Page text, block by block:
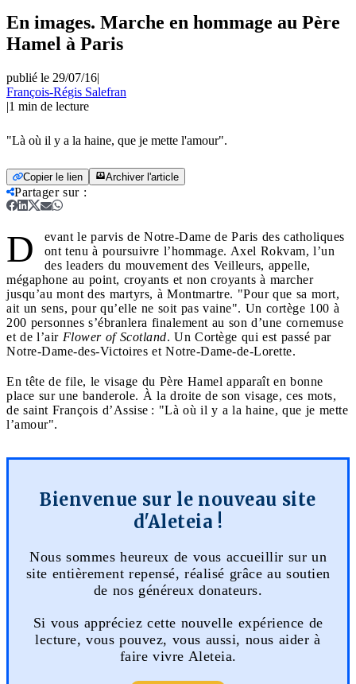
En images. Marche en hommage au Père
Hamel à Paris
publié le 29/07/16|
François-Régis Salefran
|1 min de lecture
"Là où il y a la haine, que je mette l'amour".
Copier le lien Archiver l'article
Partager sur:
D
evant le parvis de Notre-Dame de Paris des catholiques
ont tenu à poursuivre l’hommage. Axel Rokvam, l’un
des leaders du mouvement des Veilleurs, appelle,
mégaphone au point, croyants et non croyants à marcher
jusqu’au mont des martyrs, à Montmartre. "Pour que sa mort,
ait un sens, pour qu’elle ne soit pas vaine". Un cortège 100 à
200 personnes s’ébranlera finalement au son d’une cornemuse
et de l’air Flower of Scotland. Un Cortège qui est passé par
Notre-Dame-des-Victoires et Notre-Dame-de-Lorette.
En tête de file, le visage du Père Hamel apparaît en bonne
place sur une banderole. À la droite de son visage, ces mots,
de saint François d’Assise : "Là où il y a la haine, que je mette
l’amour".
Bienvenue sur le nouveau site
d'Aleteia !
Nous sommes heureux de vous accueillir sur un
site entièrement repensé, réalisé grâce au soutien
de nos généreux donateurs.
Si vous appréciez cette nouvelle expérience de
lecture, vous pouvez, vous aussi, nous aider à
faire vivre Aleteia.